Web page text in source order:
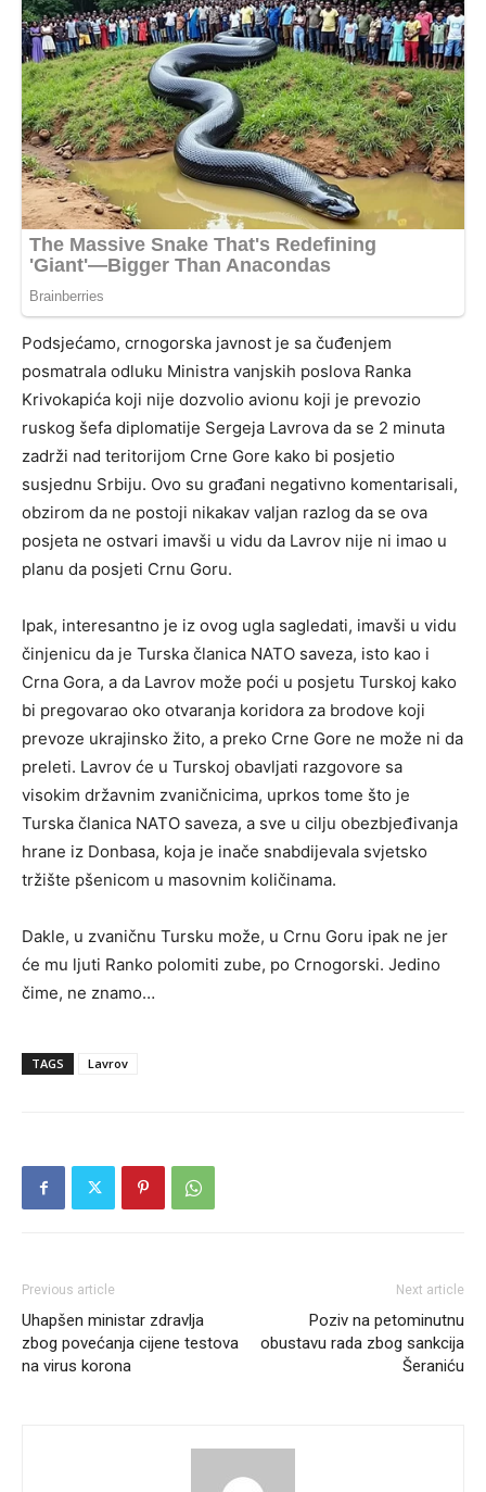
Podsjećamo, crnogorska javnost je sa čuđenjem
posmatrala odluku Ministra vanjskih poslova Ranka
Krivokapića koji nije dozvolio avionu koji je prevozio
ruskog šefa diplomatije Sergeja Lavrova da se 2 minuta
zadrži nad teritorijom Crne Gore kako bi posjetio
susjednu Srbiju. Ovo su građani negativno komentarisali,
obzirom da ne postoji nikakav valjan razlog da se ova
posjeta ne ostvari imavši u vidu da Lavrov nije ni imao u
planu da posjeti Crnu Goru.
Ipak, interesantno je iz ovog ugla sagledati, imavši u vidu
činjenicu da je Turska članica NATO saveza, isto kao i
Crna Gora, a da Lavrov može poći u posjetu Turskoj kako
bi pregovarao oko otvaranja koridora za brodove koji
prevoze ukrajinsko žito, a preko Crne Gore ne može ni da
preleti. Lavrov će u Turskoj obavljati razgovore sa
visokim državnim zvaničnicima, uprkos tome što je
Turska članica NATO saveza, a sve u cilju obezbjeđivanja
hrane iz Donbasa, koja je inače snabdijevala svjetsko
tržište pšenicom u masovnim količinama.
Dakle, u zvaničnu Tursku može, u Crnu Goru ipak ne jer
će mu ljuti Ranko polomiti zube, po Crnogorski. Jedino
čime, ne znamo…
TAGS Lavrov
Previous article
Uhapšen ministar zdravlja
zbog povećanja cijene testova
na virus korona
Next article
Poziv na petominutnu
obustavu rada zbog sankcija
Šeraniću